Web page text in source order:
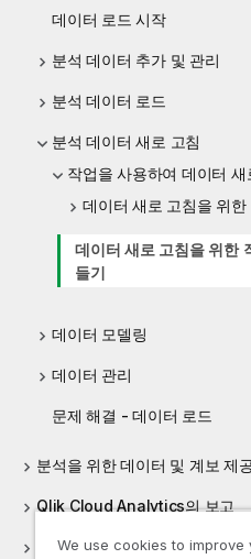
데이터 로드 시작
분석 데이터 추가 및 관리
분석 데이터 로드
분석 데이터 새로 고침
작업을 사용하여 데이터
데이터 새로 고침을 위한
데이터 새로 고침을 위한
들기
데이터 모델링
데이터 관리
문제 해결 - 데이터 로드
분석을 위한 데이터 및 계보 제
Qlik Cloud Analytics의 보고
Qlik 프로젝트을 사용한 기계
We use cookies to